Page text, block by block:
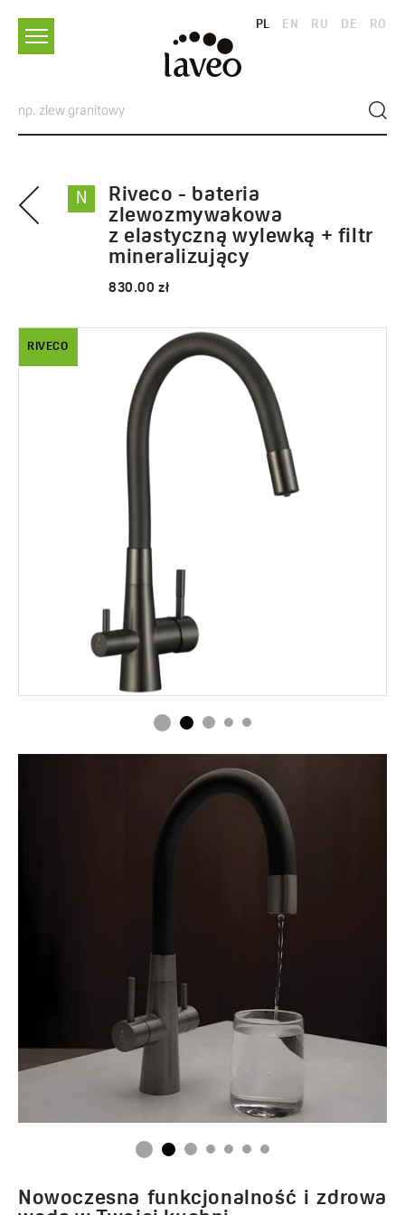
PL EN RU DE RO
N
Riveco - bateria
zlewozmywakowa
z elastyczną wylewką + filtr
mineralizujący
830.00 zł
RIVECO
Nowoczesna funkcjonalność i zdrowa